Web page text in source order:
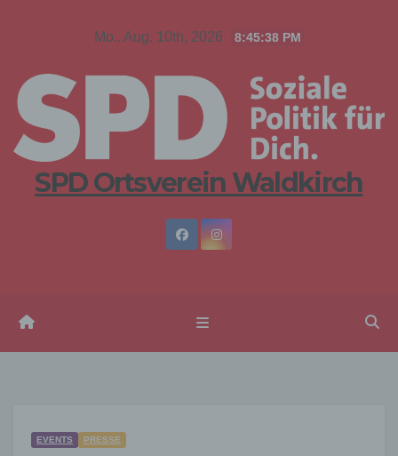
Mo.. Aug. 10th, 2026 8:45:38 PM
SPD Ortsverein Waldkirch
EVENTS PRESSE